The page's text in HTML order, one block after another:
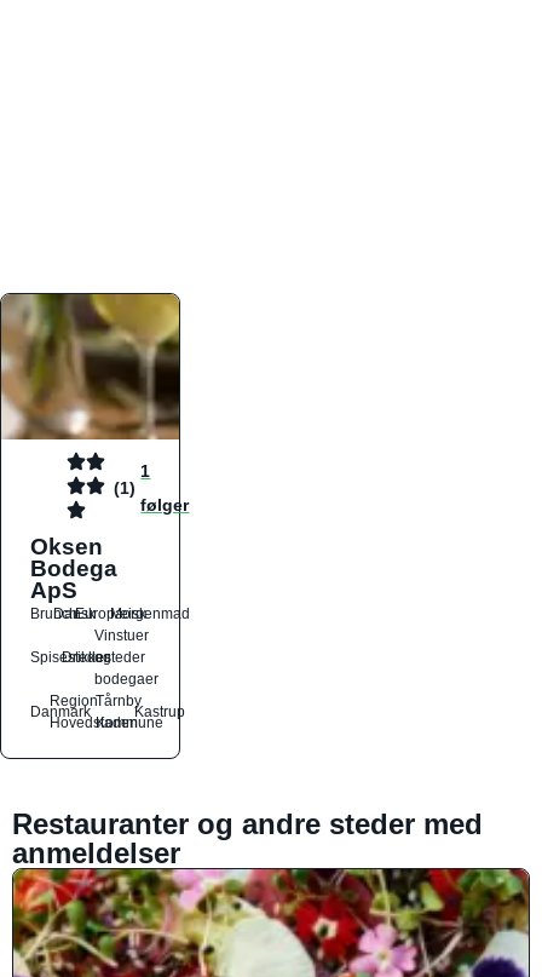
(1)
1
følger
Oksen
Bodega
ApS
Brunch
DanskEuropæiskMorgenmad
Spisesteder
Drikkesteder
Vinstuer
og
bodegaer
Danmark
Region
Hovedstaden
Tårnby
Kommune
Kastrup
Restauranter og andre steder med
anmeldelser